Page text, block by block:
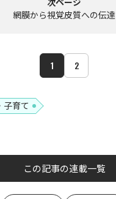
網膜から視覚皮質への伝達
1 2
子育て
この記事の連載一覧